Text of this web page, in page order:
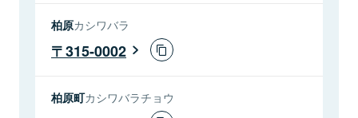
柏原カシワバラ
315-0002
柏原町カシワバラチョウ